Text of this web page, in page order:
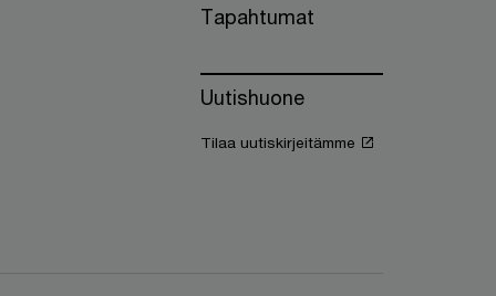
Tapahtumat
Uutishuone
Tilaa uutiskirjeitämme